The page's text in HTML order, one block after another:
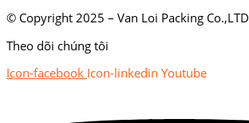
© Copyright 2025 – Van Loi Packing Co.,LTD
Theo dõi chúng tôi
Icon-facebook Icon-linkedin Youtube